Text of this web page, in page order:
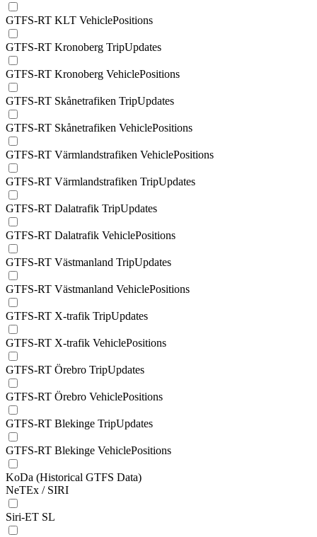
GTFS-RT KLT VehiclePositions
GTFS-RT Kronoberg TripUpdates
GTFS-RT Kronoberg VehiclePositions
GTFS-RT Skånetrafiken TripUpdates
GTFS-RT Skånetrafiken VehiclePositions
GTFS-RT Värmlandstrafiken VehiclePositions
GTFS-RT Värmlandstrafiken TripUpdates
GTFS-RT Dalatrafik TripUpdates
GTFS-RT Dalatrafik VehiclePositions
GTFS-RT Västmanland TripUpdates
GTFS-RT Västmanland VehiclePositions
GTFS-RT X-trafik TripUpdates
GTFS-RT X-trafik VehiclePositions
GTFS-RT Örebro TripUpdates
GTFS-RT Örebro VehiclePositions
GTFS-RT Blekinge TripUpdates
GTFS-RT Blekinge VehiclePositions
KoDa (Historical GTFS Data)
NeTEx / SIRI
Siri-ET SL